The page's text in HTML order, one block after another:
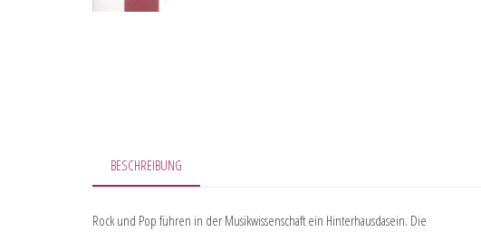
BESCHREIBUNG
Rock und Pop führen in der Musikwissenschaft ein Hinterhausdasein. Die